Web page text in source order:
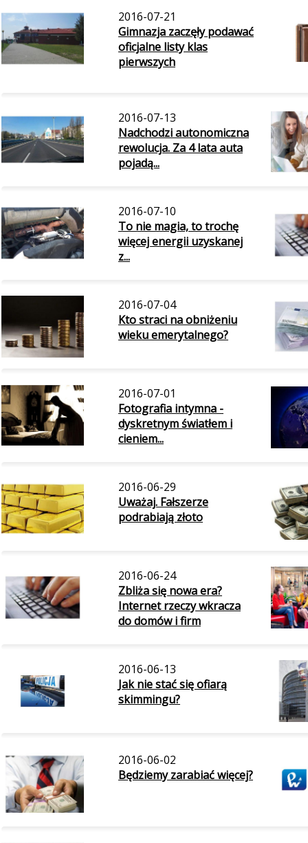
2016-07-21
Gimnazja zaczęły podawać
oficjalne listy klas
pierwszych
2016-07-13
Nadchodzi autonomiczna
rewolucja. Za 4 lata auta
pojadą...
2016-07-10
To nie magia, to trochę
więcej energii uzyskanej
z...
2016-07-04
Kto straci na obniżeniu
wieku emerytalnego?
2016-07-01
Fotografia intymna -
dyskretnym światłem i
cieniem...
2016-06-29
Uważaj. Fałszerze
podrabiają złoto
2016-06-24
Zbliża się nowa era?
Internet rzeczy wkracza
do domów i firm
2016-06-13
Jak nie stać się ofiarą
skimmingu?
2016-06-02
Będziemy zarabiać więcej?